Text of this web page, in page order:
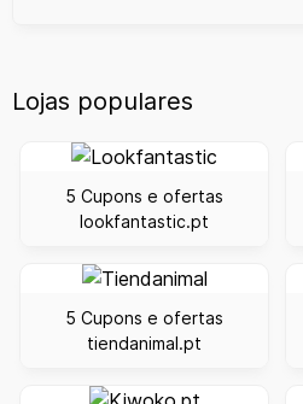
Lojas populares
5 Cupons e ofertas
lookfantastic.pt
5 Cupons e ofertas
tiendanimal.pt